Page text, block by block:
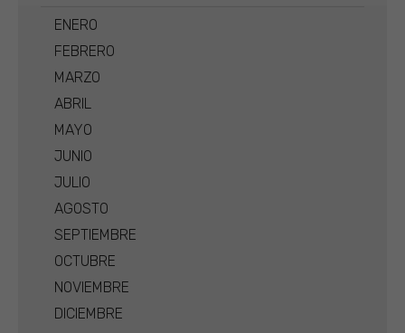
ENERO
FEBRERO
MARZO
ABRIL
MAYO
JUNIO
JULIO
AGOSTO
SEPTIEMBRE
OCTUBRE
NOVIEMBRE
DICIEMBRE